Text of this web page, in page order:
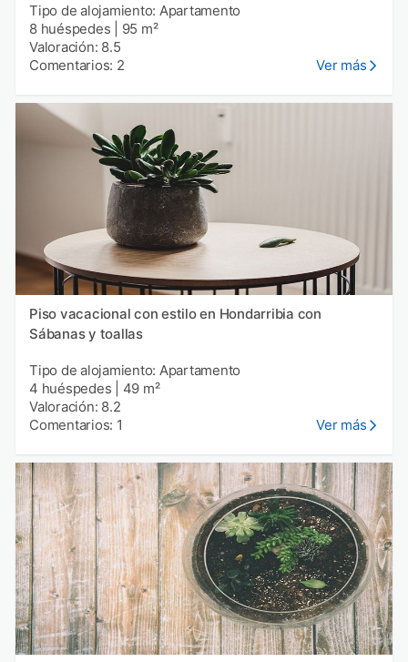
Tipo de alojamiento: Apartamento
8 huéspedes
95 m²
Valoración: 8.5
Comentarios: 2
Ver más
Piso vacacional con estilo en Hondarribia con
Sábanas y toallas
Tipo de alojamiento: Apartamento
4 huéspedes
49 m²
Valoración: 8.2
Comentarios: 1
Ver más